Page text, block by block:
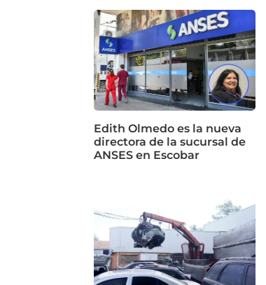
Edith Olmedo es la nueva
directora de la sucursal de
ANSES en Escobar